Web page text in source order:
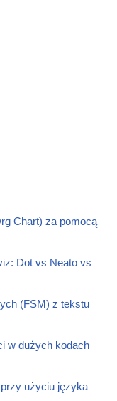
Chart) za pomocą
Dot vs Neato vs
(FSM) z tekstu
w dużych kodach
użyciu języka